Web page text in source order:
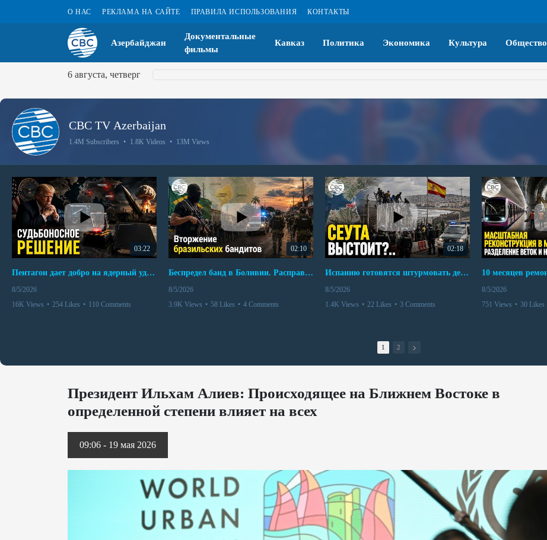
О НАС РЕКЛАМА НА САЙТЕ ПРАВИЛА ИСПОЛЬЗОВАНИЯ КОНТАКТЫ
Азербайджан
Документальные
фильмы
Кавказ Политика Экономика Культура Общество
6 августа, четверг
CBC TV Azerbaijan
1.4M Subscribers • 1.8K Videos • 13M Views
03:22
Пентагон дает добро на ядерный удар по противникам США
8/5/2026
16K Views • 254 Likes • 110 Comments
02:10
Беспредел банд в Боливии. Расправы над наркоторговцами
8/5/2026
3.9K Views • 58 Likes • 4 Comments
02:18
Испанию готовятся штурмовать десятки тысяч марокканцев
8/5/2026
1.4K Views • 22 Likes • 3 Comments
8/5/2026
751 Views • 30 Likes
1 2
Президент Ильхам Алиев: Происходящее на Ближнем Востоке в
определенной степени влияет на всех
09:06 - 19 мая 2026